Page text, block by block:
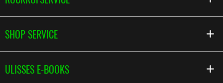
SHOP SERVICE
ULISSES E-BOOKS